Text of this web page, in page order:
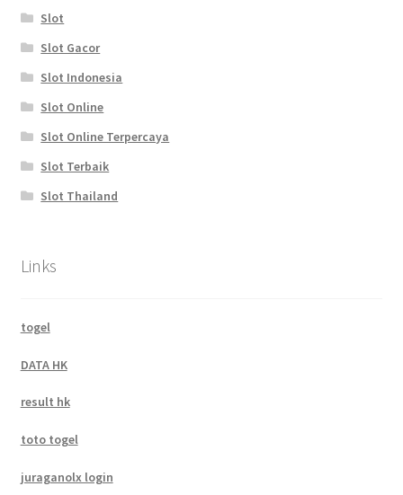
Slot
Slot Gacor
Slot Indonesia
Slot Online
Slot Online Terpercaya
Slot Terbaik
Slot Thailand
Links
togel
DATA HK
result hk
toto togel
juraganolx login